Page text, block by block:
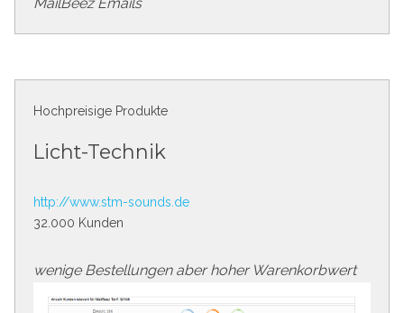
Hochpreisige Produkte
Licht-Technik
http://www.stm-sounds.de
32.000 Kunden
wenige Bestellungen aber hoher Warenkorbwert